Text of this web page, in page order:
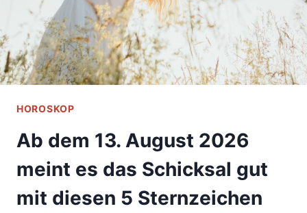
HOROSKOP
Ab dem 13. August 2026
meint es das Schicksal gut
mit diesen 5 Sternzeichen